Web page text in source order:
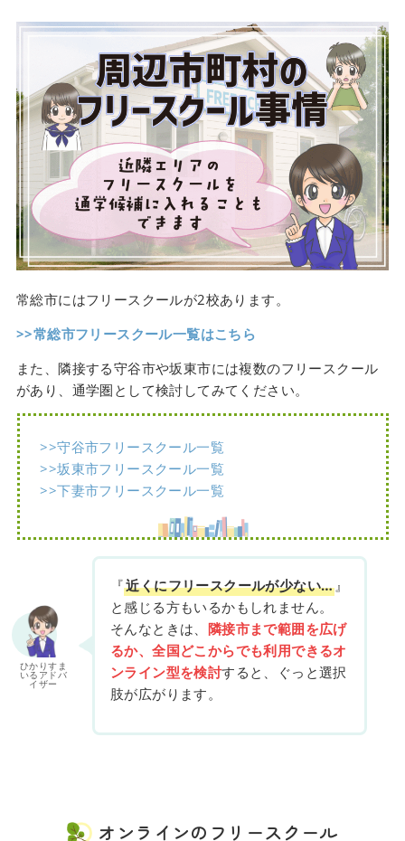
常総市にはフリースクールが2校あります。
>>常総市フリースクール一覧はこちら
また、隣接する守谷市や坂東市には複数のフリースクール
があり、通学圏として検討してみてください。
>>守谷市フリースクール一覧
>>坂東市フリースクール一覧
>>下妻市フリースクール一覧
ひかりすま
いるアドバ
イザー
『近くにフリースクールが少ない…』
と感じる方もいるかもしれません。
そんなときは、 隣接市まで範囲を広げ
るか、全国どこからでも利用できるオ
ンライン型を検討すると、ぐっと選択
肢が広がります。
オンラインのフリースクール